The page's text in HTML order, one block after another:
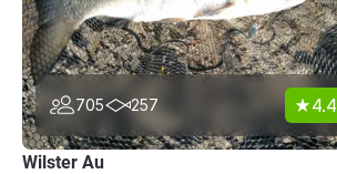
705 257 4.4
Wilster Au